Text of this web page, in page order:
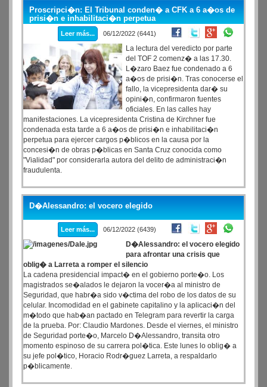
asuntos jur�dicos de la entonces Secretar�a de Inteligencia del
Estado, Leonardo Bergroth; y a Tom�s Reinke, publicista
especializado en publicidad digital y pol�tica. Entre otras pruebas,
se pide que la Justicia ordene "la entrega de los aparatos de
telefon�a celular de todos los implicados y, de ser necesario, el
secuestro de los mismos aparatos".
Proscripci�n: El Tribunal conden� a CFK a 6 a�os de
prisi�n e inhabilitaci�n perpetua
Leer más... 06/12/2022 (6441)
La lectura del veredicto por parte
del TOF 2 comenz� a las 17.30.
L�zaro Baez fue condenado a 6
a�os de prisi�n. Tras conocerse el
fallo, la vicepresidenta dar� su
opini�n, confirmaron fuentes
oficiales. En las calles hay
manifestaciones. La vicepresidenta Cristina de Kirchner fue
condenada esta tarde a 6 a�os de prisi�n e inhabilitaci�n
perpetua para ejercer cargos p�blicos en la causa por la
concesi�n de obras p�blicas en Santa Cruz conocida como
"Vialidad" por considerarla autora del delito de administraci�n
fraudulenta.
D�Alessandro: el vocero elegido
Leer más... 06/12/2022 (6439)
D�Alessandro: el vocero elegido
para afrontar una crisis que
oblig� a Larreta a romper el silencio
La cadena presidencial impact� en el gobierno porte�o. Los
magistrados se�alados le dejaron la vocer�a al ministro de
Seguridad, que habr�a sido v�ctima del robo de los datos de su
celular. Incomodidad en el gabinete capitalino y la aplicaci�n del
m�todo que hab�an pactado en Telegram para revertir la carga
de la prueba. Por: Claudio Mardones. Desde el viernes, el ministro
de Seguridad porte�o, Marcelo D�Alessandro, transita otro
momento espinoso de su carrera pol�tica. Este lunes lo oblig� a
su jefe pol�tico, Horacio Rodr�guez Larreta, a respaldarlo
p�blicamente.